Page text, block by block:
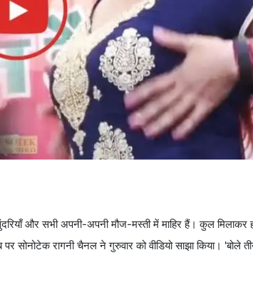
और सभी अपनी-अपनी मौज-मस्ती में माहिर हैं। कुल मिलाकर
सोनोटेक रागनी चैनल ने गुरुवार को वीडियो साझा किया। 'बोले